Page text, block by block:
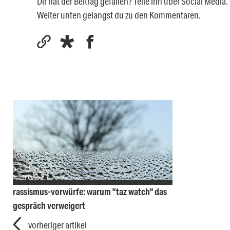
Weiter unten gelangst du zu den Kommentaren.
rassismus-vorwürfe: warum "taz watch" das
gespräch verweigert
vorheriger artikel